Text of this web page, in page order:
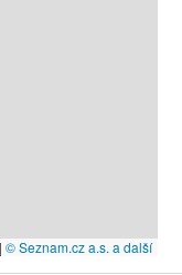
| © Seznam.cz a.s. a další